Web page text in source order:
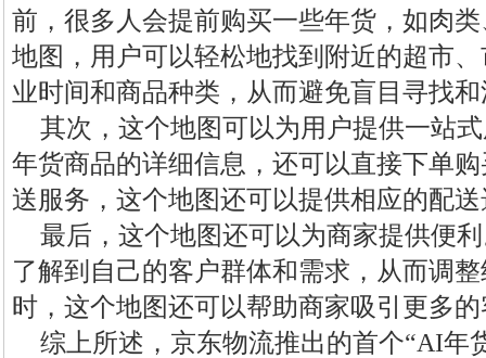
前，很多人会提前购买一些年货，如肉
地图，用户可以轻松地找到附近的超市
业时间和商品种类，从而避免盲目寻找
其次，这个地图可以为用户提供一站
年货商品的详细信息，还可以直接下单
送服务，这个地图还可以提供相应的配
最后，这个地图还可以为商家提供便
了解到自己的客户群体和需求，从而调
时，这个地图还可以帮助商家吸引更多
综上所述，京东物流推出的首个“AI年